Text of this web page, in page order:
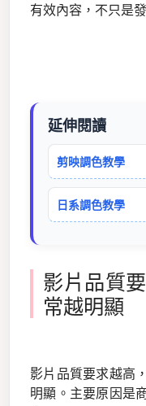
有效內容，不只是
延伸閱讀
剪映調色教學
日系調色教學
影片品質
常越明顯
影片品質要求越高
明顯。主要原因是